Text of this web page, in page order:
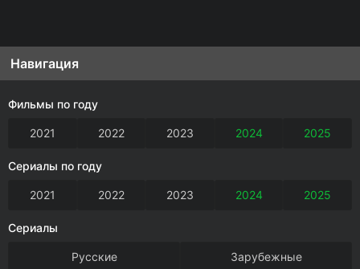
Навигация
Фильмы по году
2021 2022 2023 2024 2025
Сериалы по году
2021 2022 2023 2024 2025
Сериалы
Русские Зарубежные